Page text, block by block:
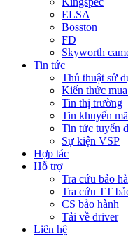
ELSA
Bosston
FD
Skyworth
Tin tức
Thủ thuật sử
Kiến thức
Tin thị trường
Tin khuyến
Tin tức tuyển
Sự kiện VSP
Hợp tác
Hỗ trợ
Tra cứu bảo
Tra cứu TT
CS bảo hành
Tải về driver
Liên hệ